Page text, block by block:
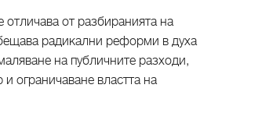
от разбиранията на
радикални реформи в духа
на публичните разходи,
ограничаване властта на